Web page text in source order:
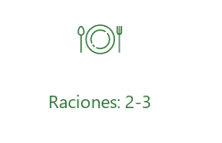
Raciones: 2-3